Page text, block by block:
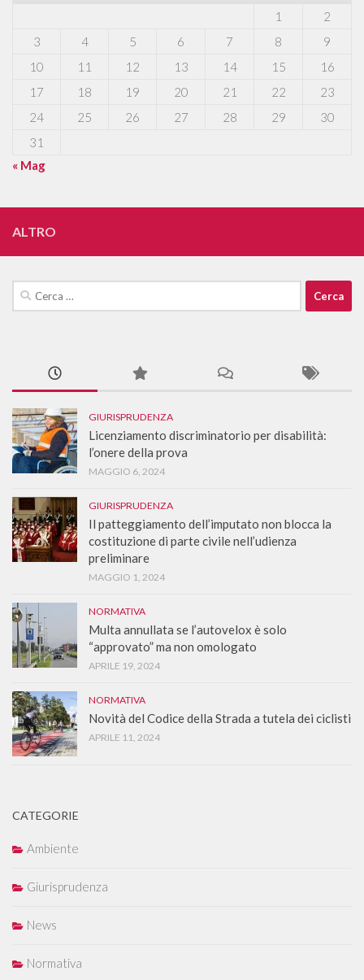
1
2
3
4 5 6 7 8
9
10
11 12 13 14 15
16
17
18 19 20 21 22
23
24
25 26 27 28 29
30
31
« Mag
ALTRO
Ricerca
per:
GIURISPRUDENZA
Licenziamento discriminatorio per disabilità:
l’onere della prova
MAGGIO 6, 2024
GIURISPRUDENZA
Il patteggiamento dell’imputato non blocca la
costituzione di parte civile nell’udienza
preliminare
MAGGIO 1, 2024
NORMATIVA
Multa annullata se l’autovelox è solo
“approvato” ma non omologato
APRILE 19, 2024
NORMATIVA
Novità del Codice della Strada a tutela dei ciclisti
APRILE 11, 2024
CATEGORIE
Ambiente
Giurisprudenza
News
Normativa